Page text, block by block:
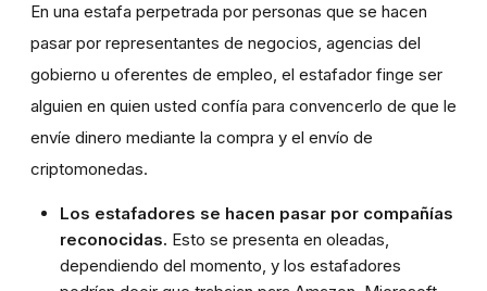
En una estafa perpetrada por personas que se hacen
pasar por representantes de negocios, agencias del
gobierno u oferentes de empleo, el estafador finge ser
alguien en quien usted confía para convencerlo de que le
envíe dinero mediante la compra y el envío de
criptomonedas.
Los estafadores se hacen pasar por compañías
reconocidas. Esto se presenta en oleadas,
dependiendo del momento, y los estafadores